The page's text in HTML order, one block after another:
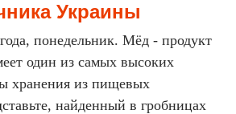
Украины
понедельник. Мёд - продукт
один из самых высоких
хранения из пищевых
найденный в гробницах